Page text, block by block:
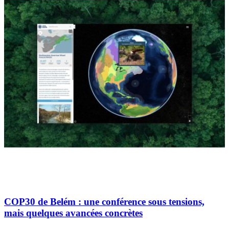
COP30 de Belém : une conférence sous tensions,
mais quelques avancées concrètes